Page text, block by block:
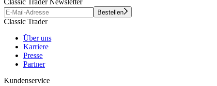
Classic Trader Newsletter
Bestellen
Classic Trader
Über uns
Karriere
Presse
Partner
Kundenservice